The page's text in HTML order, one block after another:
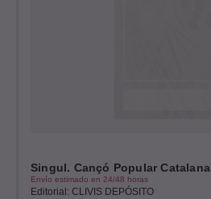
Singul. Cançó Popular Catalana
Envío estimado en 24/48 horas
Editorial: CLIVIS DEPÓSITO